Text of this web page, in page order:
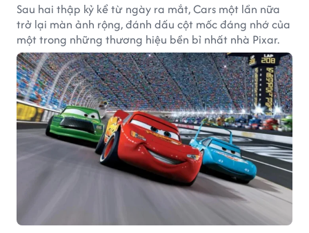
Sau hai thập kỷ kể từ ngày ra mắt, Cars một lần nữa
trở lại màn ảnh rộng, đánh dấu cột mốc đáng nhớ của
một trong những thương hiệu bền bỉ nhất nhà Pixar.